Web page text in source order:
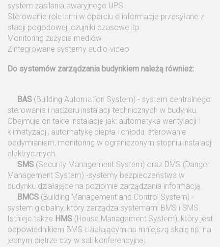
system zasilania awaryjnego UPS
Sterowanie roletami w oparciu o informacje przesyłane z
stacji pogodowej, czujniki czasowe itp.
Monitoring zużycia mediów.
Zintegrowane systemy audio-video
Do systemów zarządzania budynkiem należą również:
BAS (Building Automation System) - system centralnego
sterowania i nadzoru instalacji technicznych w budynku.
Obejmuje on takie instalacje jak: automatyka wentylacji i
klimatyzacji, automatykę ciepła i chłodu, sterowanie
oddymianiem, monitoring w ograniczonym stopniu instalacji
elektrycznych.
SMS (Security Management System) oraz DMS (Danger
Management System) -systemy bezpieczeństwa w
budynku działające na poziomie zarządzania informacją.
BMCS (Building Management and Control System) -
system globalny, który zarządza systemami BMS i SMS.
Istnieje także HMS (House Management System), który jest
odpowiednikiem BMS działającym na mniejszą skalę np. na
jednym piętrze czy w sali konferencyjnej.